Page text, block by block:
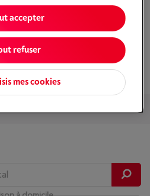
(0-3°C): Oui, avec contrôle
x 59.7 x 67.5 cm
mes cookies
refuser
accepter